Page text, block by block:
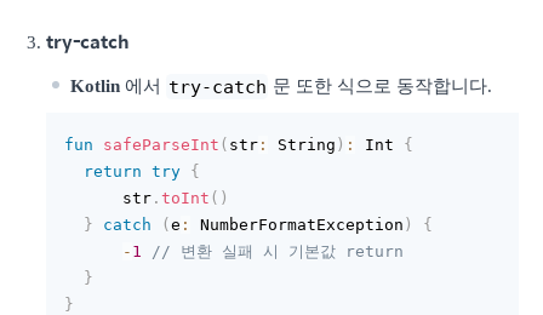
try-catch
Kotlin 에서 try-catch 문 또한 식으로 동작합니다.
fun safeParseInt ( str : String ) : Int {
return try {
      str
. toInt ( )
}
catch ( e : NumberFormatException )
{
- 1
// 변환 실패 시 기본값 return
}
}